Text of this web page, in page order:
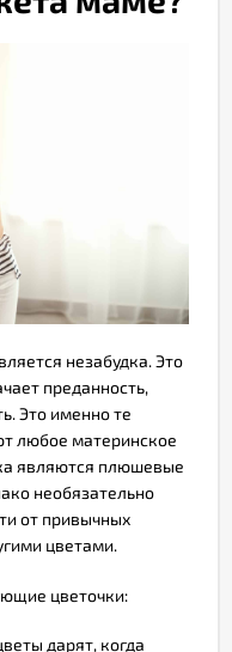
незабудка. Это
преданность,
Это именно те
любое материнское
являются плюшевые
необязательно
от привычных
цветами.
цветочки:
дарят, когда